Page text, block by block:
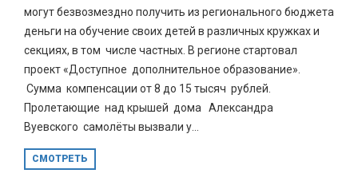
могут безвозмездно получить из регионального бюджета
деньги на обучение своих детей в различных кружках и
секциях, в том числе частных. В регионе стартовал
проект «Доступное дополнительное образование».
Сумма компенсации от 8 до 15 тысяч рублей.
Пролетающие над крышей дома Александра
Вуевского самолёты вызвали у...
СМОТРЕТЬ